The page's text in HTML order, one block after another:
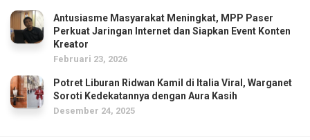
Antusiasme Masyarakat Meningkat, MPP Paser
Perkuat Jaringan Internet dan Siapkan Event Konten
Kreator
Februari 23, 2026
Potret Liburan Ridwan Kamil di Italia Viral, Warganet
Soroti Kedekatannya dengan Aura Kasih
Desember 24, 2025